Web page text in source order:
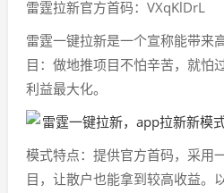
雷霆拉新官方首码：VXqKlDrL
雷霆一键拉新是一个宣称能带来
目：做地推项目不怕辛苦，就怕
利益最大化。
模式特点：提供官方首码，采用
目，让散户也能拿到较高收益。